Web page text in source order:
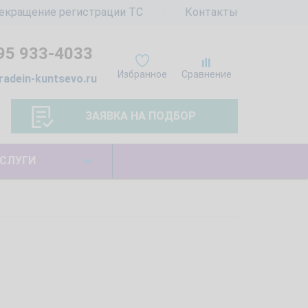
регистрации ТС Контакты
Избранное Сравнение
933-4033
kuntsevo.ru
ЗАЯВКА НА ПОДБОР